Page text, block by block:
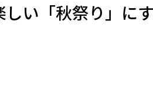
い「秋祭り」に